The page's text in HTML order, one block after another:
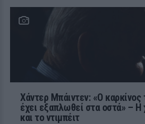
Χάντερ Μπάιντεν: «Ο καρκίνος
έχει εξαπλωθεί στα οστά» – Η
και το ντιμπέιτ